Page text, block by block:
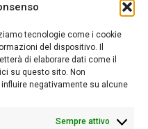
tecnologie come i cookie
del dispositivo. Il
di elaborare dati come il
su questo sito. Non
negativamente su alcune
Sempre attivo
informare “liberamente” i
con un occhio rivolto al
futuro